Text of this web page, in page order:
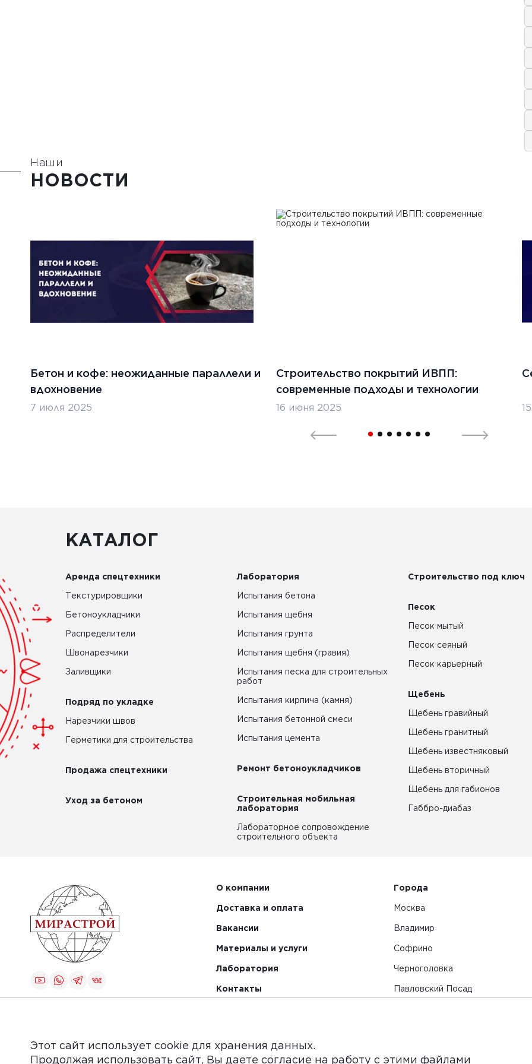
Наши
НОВОСТИ
Бетон и кофе: неожиданные параллели и
вдохновение
7 июля 2025
Строительство покрытий ИВПП:
современные подходы и технологии
16 июня 2025
КАТАЛОГ
Аренда спецтехники
Текстурировщики
Бетоноукладчики
Распределители
Швонарезчики
Заливщики
Подряд по укладке
Нарезчики швов
Герметики для строительства
Продажа спецтехники
Уход за бетоном
Лаборатория
Испытания бетона
Испытания щебня
Испытания грунта
Испытания щебня (гравия)
Испытания песка для строительных
работ
Испытания кирпича (камня)
Испытания бетонной смеси
Испытания цемента
Ремонт бетоноукладчиков
Строительная мобильная
лаборатория
Лабораторное сопровождение
строительного объекта
Строительство под ключ
Песок
Песок мытый
Песок сеяный
Песок карьерный
Щебень
Щебень гравийный
Щебень гранитный
Щебень известняковый
Щебень вторичный
Щебень для габионов
Габбро-диабаз
О компании
Доставка и оплата
Вакансии
Материалы и услуги
Лаборатория
Контакты
Города
Москва
Владимир
Софрино
Черноголовка
Павловский Посад
Этот сайт использует cookie для хранения данных.
Продолжая использовать сайт, Вы даете согласие на работу с этими файлами